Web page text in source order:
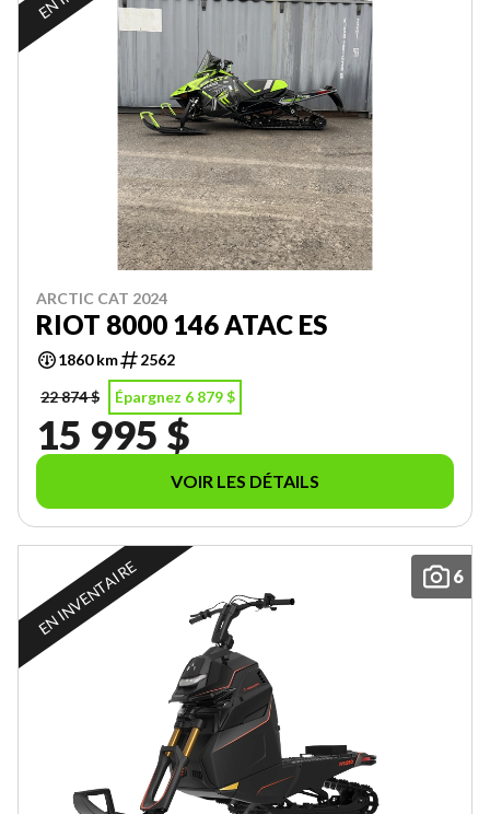
ARCTIC CAT 2024
RIOT 8000 146 ATAC ES
1860 km
2562
22 874 $
Épargnez 6 879 $
15 995 $
VOIR LES DÉTAILS
6
EN INVENTAIRE